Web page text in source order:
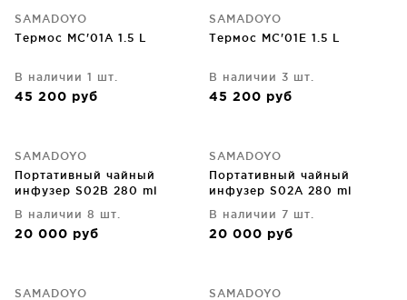
SAMADOYO
Термос MC'01A 1.5 L
В наличии 1 шт.
45 200 руб
SAMADOYO
Термос MC'01E 1.5 L
В наличии 3 шт.
45 200 руб
SAMADOYO
Портативный чайный
инфузер S02B 280 ml
В наличии 8 шт.
20 000 руб
SAMADOYO
Портативный чайный
инфузер S02A 280 ml
В наличии 7 шт.
20 000 руб
SAMADOYO
SAMADOYO